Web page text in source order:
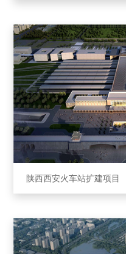
陕西西安⽕⻋站扩建项⽬